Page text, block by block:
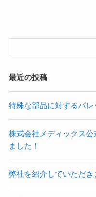
最近の投稿
特殊な部品に対するパレ
株式会社メディックス
ました！
弊社を紹介していただき